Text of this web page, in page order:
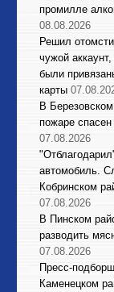
промилле
08.08.2026
Решил
чужой
были
карты
В
пожаре
07.08.2026
автомобиль.
Кобринском
07.08.2026
В Пинском
разводить
07.08.2026
Пресс-
Каменецком